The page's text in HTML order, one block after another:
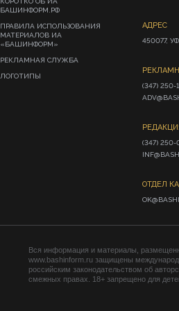
БАШИНФОРМ.РФ
ПРАВИЛА ИСПОЛЬЗОВАНИЯ
МАТЕРИАЛОВ ИА
«БАШИНФОРМ»
РЕКЛАМНАЯ СЛУЖБА
ЛОГОТИПЫ
АДРЕС
450077,
(347) 250-
(347) 250-
ОТДЕЛ
Вся информация и материалы,
www.bashinform.ru защищены
российским законодательством об
смежных правах. 18+ запрещено для